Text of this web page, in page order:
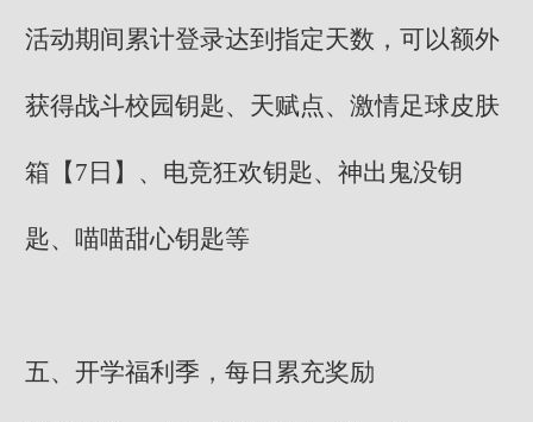
活动期间累计登录达到指定天数，可以额外
获得战斗校园钥匙、天赋点、激情足球皮肤
箱【7日】、电竞狂欢钥匙、神出鬼没钥
匙、喵喵甜心钥匙等
五、开学福利季，每日累充奖励